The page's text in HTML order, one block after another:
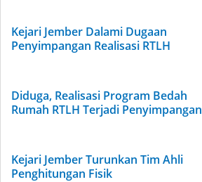
Kejari Jember Dalami Dugaan
Penyimpangan Realisasi RTLH
Diduga, Realisasi Program Bedah
Rumah RTLH Terjadi Penyimpangan
Kejari Jember Turunkan Tim Ahli
Penghitungan Fisik